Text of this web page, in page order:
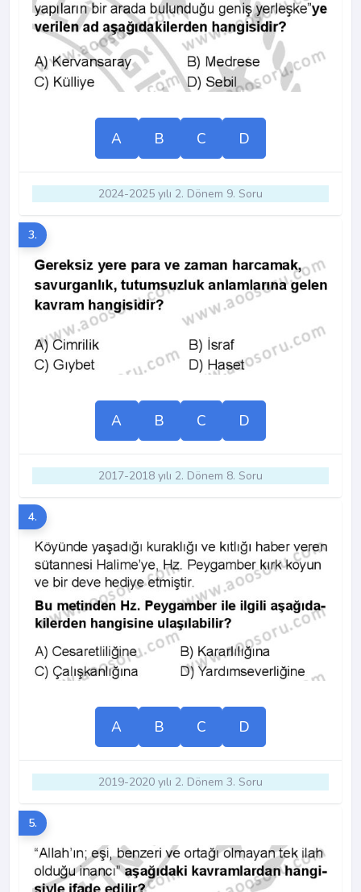
A B C D
2024-2025 yılı 2. Dönem 9. Soru
3.
A B C D
2017-2018 yılı 2. Dönem 8. Soru
4.
A B C D
2019-2020 yılı 2. Dönem 3. Soru
5.